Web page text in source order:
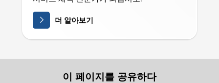
더 알아보기
이 페이지를 공유하다